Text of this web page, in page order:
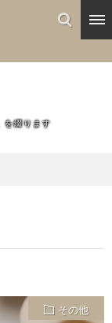
を綴ります
その他